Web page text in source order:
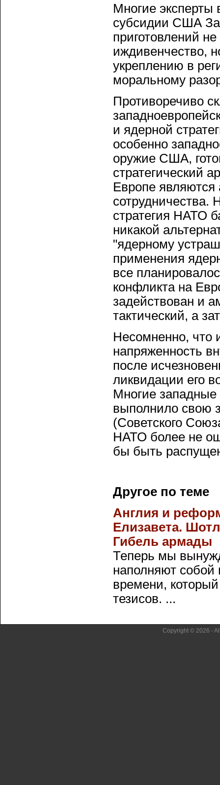
Многие
субсидии США
приготовлений
иждивенчество,
укреплению в
моральному
Противоречиво
и ядерной
особенно
оружие США,
стратегический
Европе являются
сотрудничества.
стратегия НАТО
никакой
"ядерному
применения
все
конфликта на
задействован и
тактический, а
Несомненно, что
напряженность
после
ликвидации его
Многие
выполнило свою
(Советского
НАТО более не
бы быть
Другое по теме
Англия и
Елизавета.
Гибель армады
Теперь мы
наполняют собой
времени,
тезисов. ...
Copyright © 2026 -